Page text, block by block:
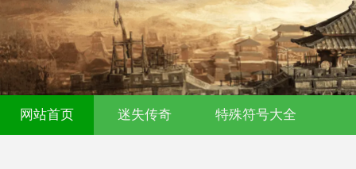
网站首页 迷失传奇 特殊符号大全